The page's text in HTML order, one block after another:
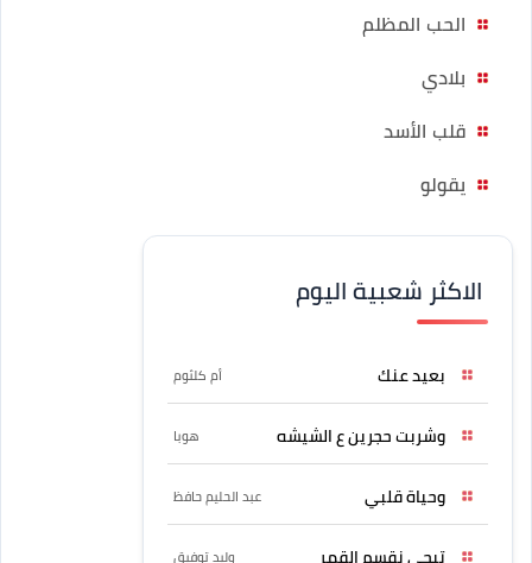
الحب المظلم
بلادي
قلب الأسد
يقولو
الاكثر شعبية اليوم
بعيد عنك أم كلثوم
وشربت حجرين ع الشيشه هوبا
وحياة قلبي عبد الحليم حافظ
تيجى نقسم القمر وليد توفيق